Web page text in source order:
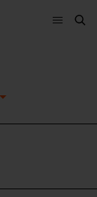
Menu